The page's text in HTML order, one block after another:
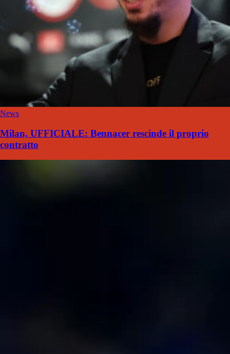
News
Milan, UFFICIALE: Bennacer rescinde il proprio
contratto